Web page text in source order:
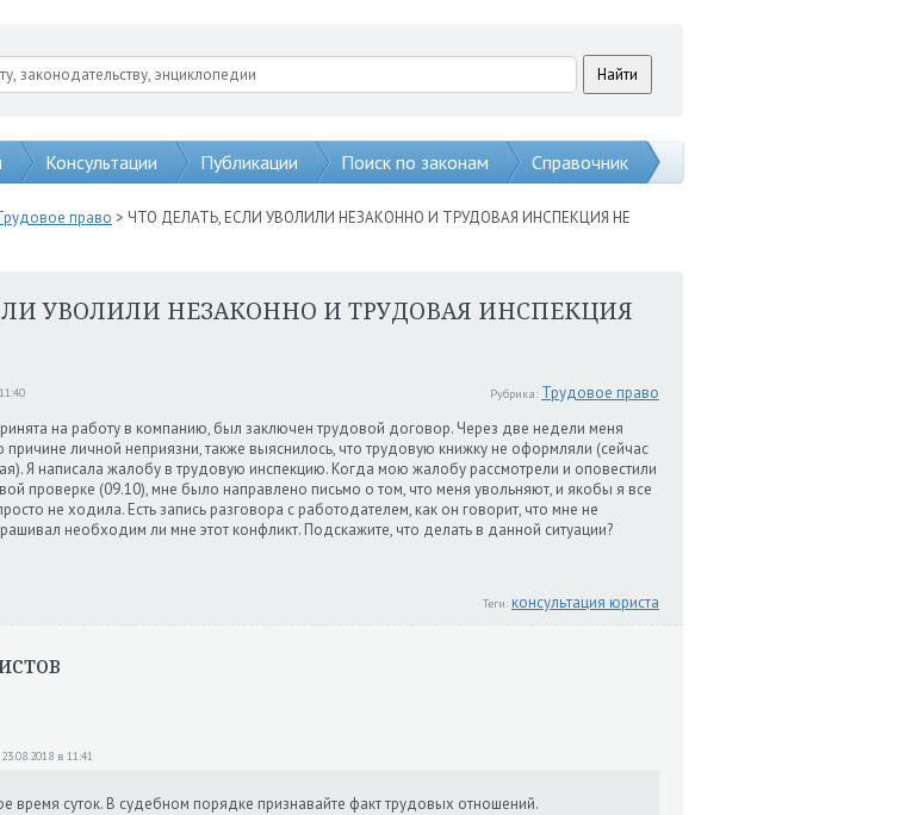
Консультации Публикации Поиск по законам Справочник
право > ЧТО ДЕЛАТЬ, ЕСЛИ УВОЛИЛИ НЕЗАКОННО И ТРУДОВАЯ ИНСПЕКЦИЯ НЕ
УВОЛИЛИ НЕЗАКОННО И ТРУДОВАЯ ИНСПЕКЦИЯ
Рубрика: Трудовое право
на работу в компанию, был заключен трудовой договор. Через две недели меня
личной неприязни, также выяснилось, что трудовую книжку не оформляли (сейчас
Я написала жалобу в трудовую инспекцию. Когда мою жалобу рассмотрели и оповестили
проверке (09.10), мне было направлено письмо о том, что меня увольняют, и якобы я все
не ходила. Есть запись разговора с работодателем, как он говорит, что мне не
необходим ли мне этот конфликт. Подскажите, что делать в данной ситуации?
Теги: консультация юриста
23.08.2018 в 11:41
время суток. В судебном порядке признавайте факт трудовых отношений.